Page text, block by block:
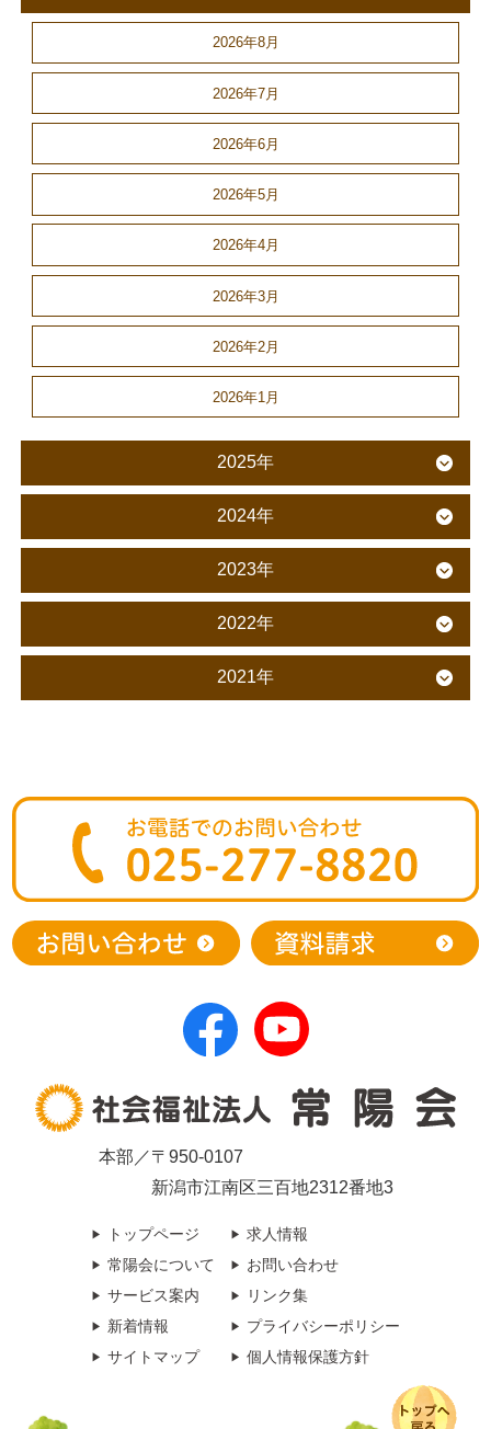
2026年8月
2026年7月
2026年6月
2026年5月
2026年4月
2026年3月
2026年2月
2026年1月
2025年
2024年
2023年
2022年
2021年
本部／〒950-0107
新潟市江南区三百地2312番地3
トップページ
常陽会について
サービス案内
新着情報
サイトマップ
求人情報
お問い合わせ
リンク集
プライバシーポリシー
個人情報保護方針